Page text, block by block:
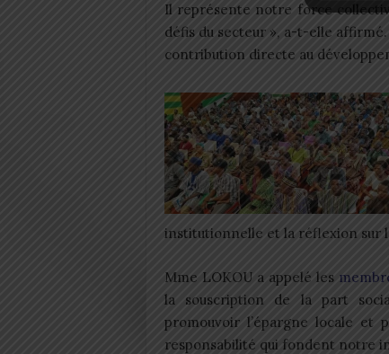
Il représente notre force
défis du secteur », a-t-elle
contribution directe au
institutionnelle et la réflexion sur
Mme LOKOU a appelé les
la souscription de la part
promouvoir l’épargne locale et
responsabilité qui fondent notre